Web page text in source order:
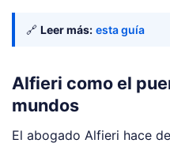
🔗 Leer más: esta guía
Alfieri como el
mundos
El abogado Alfieri hace